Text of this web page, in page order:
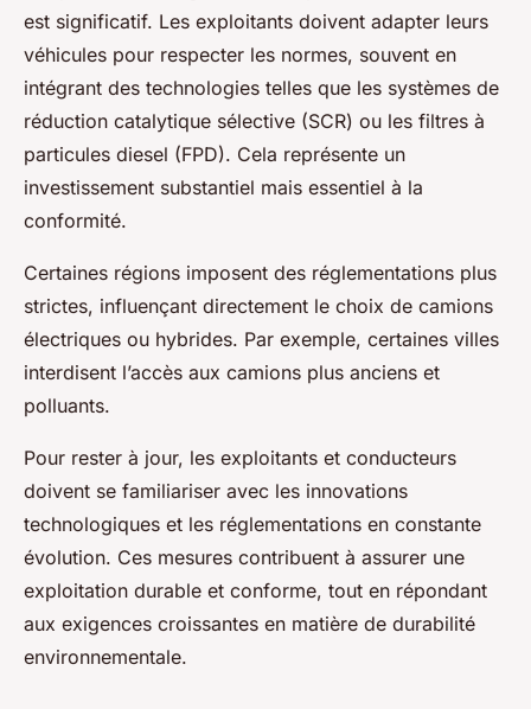
est significatif. Les exploitants doivent adapter leurs
véhicules pour respecter les normes, souvent en
intégrant des technologies telles que les systèmes de
réduction catalytique sélective (SCR) ou les filtres à
particules diesel (FPD). Cela représente un
investissement substantiel mais essentiel à la
conformité.
Certaines régions imposent des réglementations plus
strictes, influençant directement le choix de camions
électriques ou hybrides. Par exemple, certaines villes
interdisent l’accès aux camions plus anciens et
polluants.
Pour rester à jour, les exploitants et conducteurs
doivent se familiariser avec les innovations
technologiques et les réglementations en constante
évolution. Ces mesures contribuent à assurer une
exploitation durable et conforme, tout en répondant
aux exigences croissantes en matière de durabilité
environnementale.